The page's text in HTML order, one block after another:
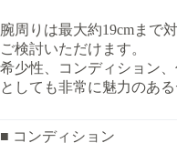
腕周りは最大約19cmまで
ご検討いただけます。
希少性、コンディション
としても非常に魅力のある
■ コンディション